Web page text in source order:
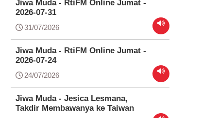
Jiwa Muda - RtiFM Online Jumat -
2026-07-31
31/07/2026
Jiwa Muda - RtiFM Online Jumat -
2026-07-24
24/07/2026
Jiwa Muda - Jesica Lesmana,
Takdir Membawanya ke Taiwan